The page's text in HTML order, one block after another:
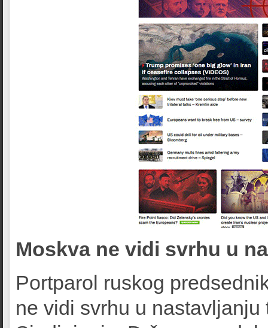
Moskva ne vidi svrhu u
Portparol ruskog
ne vidi svrhu u